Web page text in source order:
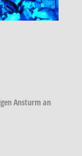
Ansturm an